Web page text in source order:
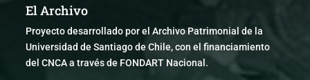
El Archivo
Proyecto desarrollado por el Archivo Patrimonial de la
Universidad de Santiago de Chile, con el financiamiento
del CNCA a través de FONDART Nacional.